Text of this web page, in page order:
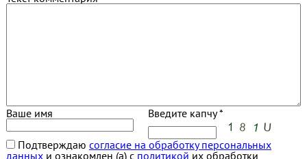
Ваше имя Введите капчу *
Подтверждаю согласие на обработку персональных
данныхи ознакомлен (а) с политикой их обработки